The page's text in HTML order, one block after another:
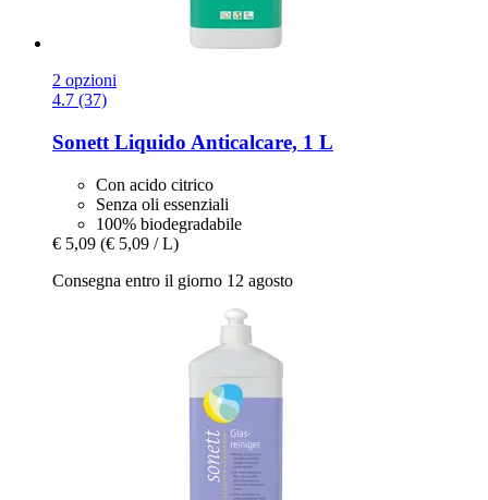
2 opzioni
4.7 (37)
Sonett Liquido Anticalcare, 1 L
Con acido citrico
Senza oli essenziali
100% biodegradabile
€ 5,09 (€ 5,09 / L)
Consegna entro il giorno 12 agosto